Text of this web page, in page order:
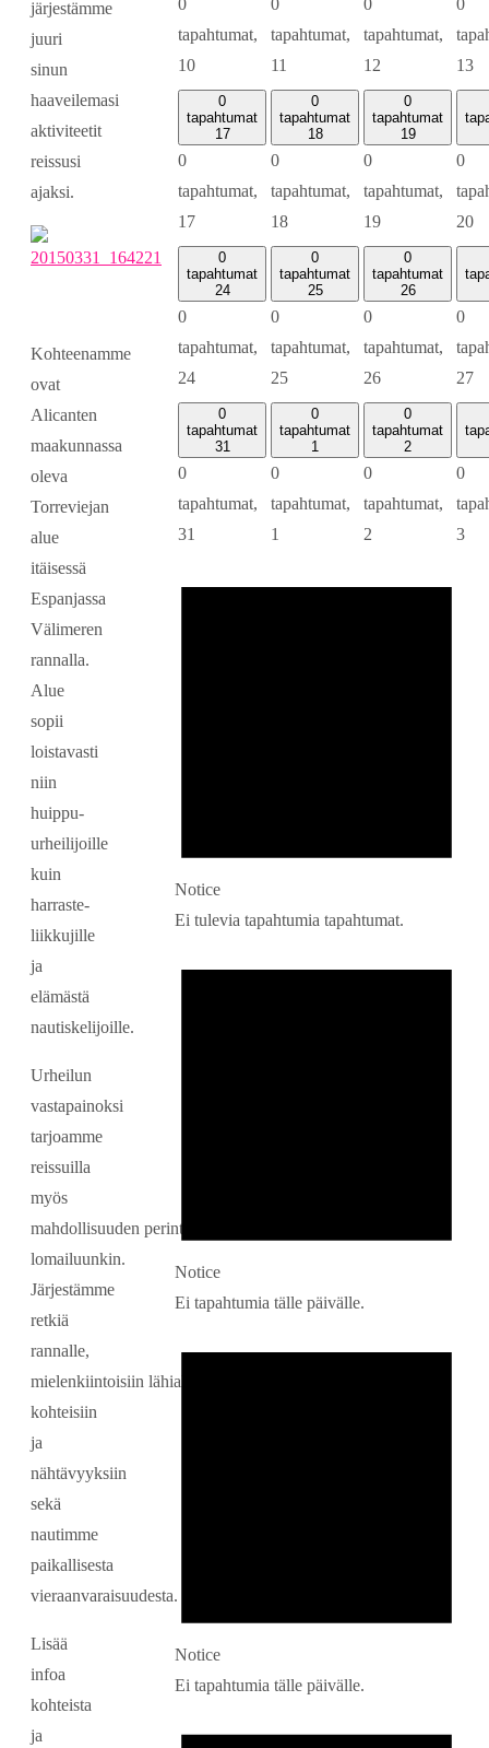
järjestämme
juuri
sinun
haaveilemasi
aktiviteetit
reissusi
ajaksi.
Kohteenamme
ovat
Alicanten
maakunnassa
oleva
Torreviejan
alue
itäisessä
Espanjassa
Välimeren
rannalla.
Alue
sopii
loistavasti
niin
huippu-
urheilijoille
kuin
harraste-
liikkujille
ja
elämästä
nautiskelijoille.
Urheilun
vastapainoksi
tarjoamme
reissuilla
myös
mahdollisuuden perinteiseen
lomailuunkin.
Järjestämme
retkiä
rannalle,
mielenkiintoisiin lähialueiden
kohteisiin
ja
nähtävyyksiin
sekä
nautimme
paikallisesta
vieraanvaraisuudesta.
Lisää
infoa
kohteista
ja
0
tapahtumat,
10
0
tapahtumat,
11
0
tapahtumat,
12
0
13
0
tapahtumat
17
0
tapahtumat,
17
0
tapahtumat
18
0
tapahtumat,
18
0
tapahtumat
19
0
tapahtumat,
19
0
20
0
tapahtumat
24
0
tapahtumat,
24
0
tapahtumat
25
0
tapahtumat,
25
0
tapahtumat
26
0
tapahtumat,
26
0
27
0
tapahtumat
31
0
tapahtumat,
31
0
tapahtumat
1
0
tapahtumat,
1
0
tapahtumat
2
0
tapahtumat,
2
0
3
Notice
Ei tulevia tapahtumia tapahtumat.
Notice
Ei tapahtumia tälle päivälle.
Notice
Ei tapahtumia tälle päivälle.